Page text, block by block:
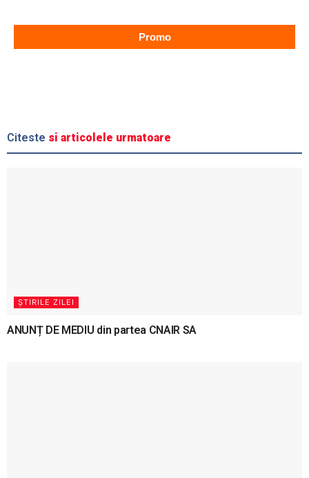
Promo
Citeste si articolele urmatoare
ȘTIRILE ZILEI
ANUNȚ DE MEDIU din partea CNAIR SA